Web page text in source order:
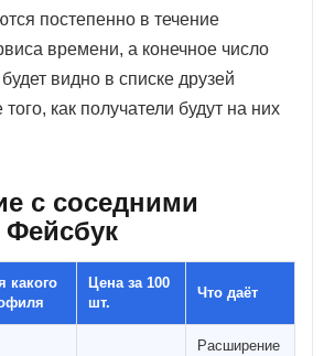
постепенно в течение
времени, а конечное число
видно в списке друзей
как получатели будут на них
с соседними
Фейсбук
какого
Цена за 100
шт.
Что даёт
Расширение